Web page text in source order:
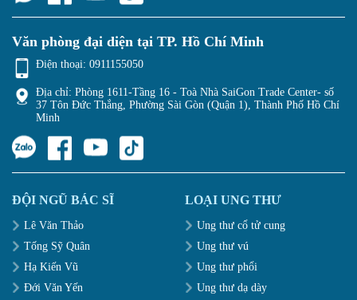
Văn phòng đại diện tại TP. Hồ Chí Minh
Điện thoại: 0911155050
Địa chỉ: Phòng 1611-Tầng 16 - Toà Nhà SaiGon Trade Center- số
37 Tôn Đức Thắng, Phường Sài Gòn (Quận 1), Thành Phố Hồ Chí
Minh
ĐỘI NGŨ BÁC SĨ
Lê Văn Thảo
Tống Sỹ Quân
Hạ Kiến Vũ
Đới Văn Yến
LOẠI UNG THƯ
Ung thư cổ tử cung
Ung thư vú
Ung thư phổi
Ung thư dạ dày